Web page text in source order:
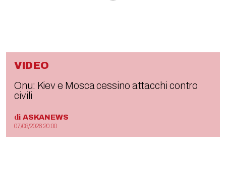
VIDEO
Onu: Kiev e Mosca cessino attacchi contro
civili
di ASKANEWS
07/08/2026 20:00